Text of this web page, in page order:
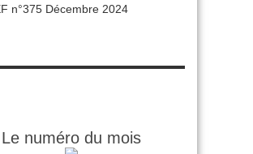
n°375 Décembre 2024
Le numéro du mois